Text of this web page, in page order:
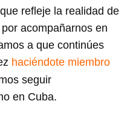
refleje la realidad de
acompañarnos en
a que continúes
haciéndote miembro
seguir
en Cuba.